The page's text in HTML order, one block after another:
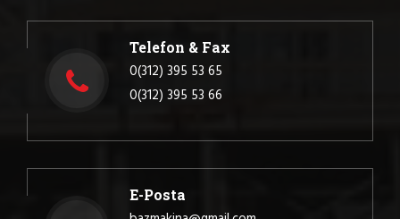
Telefon & Fax
0(312) 395 53 65
0(312) 395 53 66
E-Posta